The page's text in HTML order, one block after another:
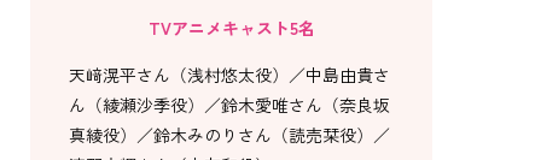
TVアニメキャスト5名
天﨑滉平さん（浅村悠太役）／中島由貴さ
ん（綾瀬沙季役）／鈴木愛唯さん（奈良坂
真綾役）／鈴木みのりさん（読売栞役）／